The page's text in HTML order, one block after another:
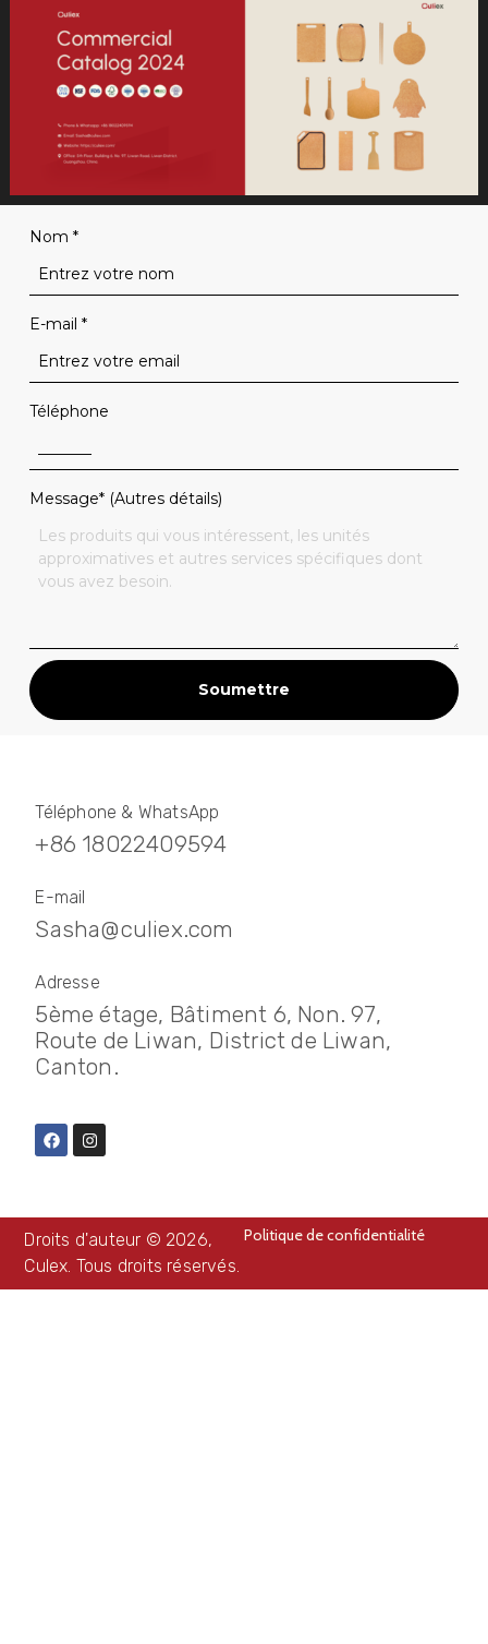
Nom *
E-mail *
Téléphone
Message* (Autres détails)
Soumettre
Téléphone & WhatsApp
+86 18022409594
E-mail
Sasha@culiex.com
Adresse
5ème étage, Bâtiment 6, Non. 97,
Route de Liwan, District de Liwan,
Canton.
Droits d'auteur © 2026,
Culex. Tous droits réservés.
Politique de confidentialité